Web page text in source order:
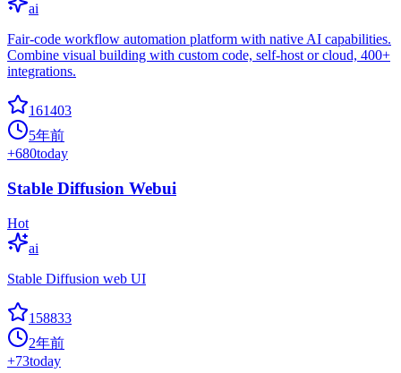
ai
Fair-code workflow automation platform with native AI capabilities.
Combine visual building with custom code, self-host or cloud, 400+
integrations.
161403
5年前
+680today
Stable Diffusion Webui
Hot
ai
Stable Diffusion web UI
158833
2年前
+73today